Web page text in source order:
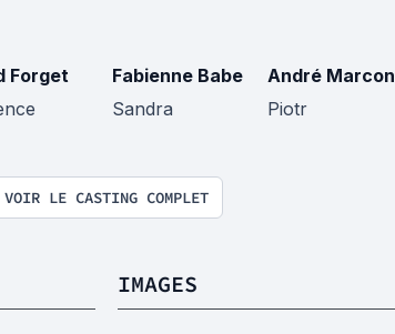
Forget
Fabienne Babe
Sandra
André Marcon
Piotr
VOIR LE CASTING COMPLET
IMAGES